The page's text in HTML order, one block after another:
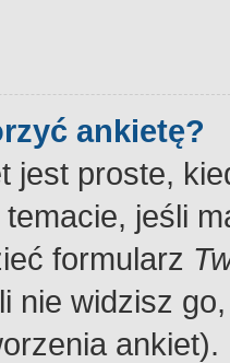
ankietę?
jest proste,
jeśli
formularz
nie widzisz